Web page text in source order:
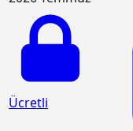
Ücretli